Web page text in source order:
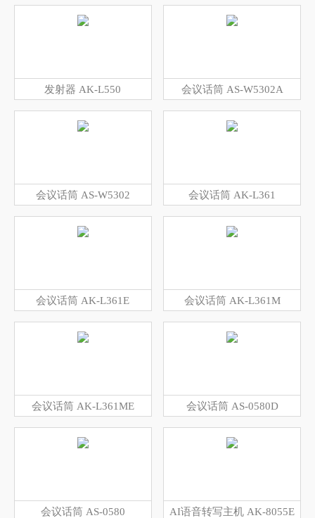
发射器 AK-L550 会议话筒 AS-W5302A
会议话筒 AS-W5302 会议话筒 AK-L361
会议话筒 AK-L361E 会议话筒 AK-L361M
会议话筒 AK-L361ME 会议话筒 AS-0580D
会议话筒 AS-0580 AI语音转写主机 AK-8055E